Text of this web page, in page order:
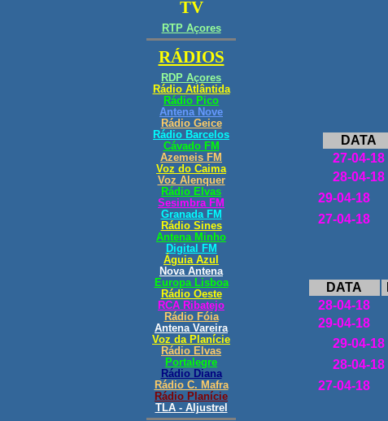
DATA
27-04-18
28-04-18
29-04-18
27-04-18
DATA
28-04-18
29-04-18
29-04-18
28-04-18
27-04-18